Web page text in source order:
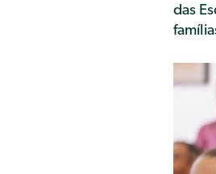
das